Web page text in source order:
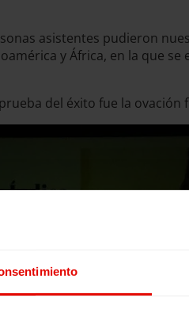
asistentes pudieron
y África, en la que
del éxito fue la